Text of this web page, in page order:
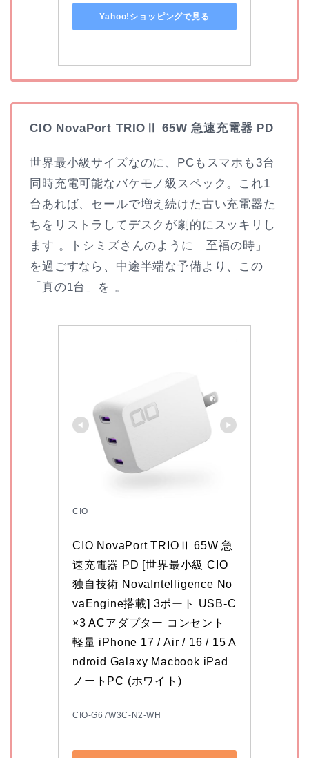
Yahoo!ショッピングで見る
CIO NovaPort TRIOⅡ 65W 急速充電器 PD
世界最小級サイズなのに、PCもスマホも3台
同時充電可能なバケモノ級スペック。これ1
台あれば、セールで増え続けた古い充電器た
ちをリストラしてデスクが劇的にスッキリし
ます 。トシミズさんのように「至福の時」
を過ごすなら、中途半端な予備より、この
「真の1台」を 。
CIO
CIO NovaPort TRIOⅡ 65W 急
速充電器 PD [世界最小級 CIO
独自技術 NovaIntelligence No
vaEngine搭載] 3ポート USB-C
×3 ACアダプター コンセント
軽量 iPhone 17 / Air / 16 / 15 A
ndroid Galaxy Macbook iPad
ノートPC (ホワイト)
CIO-G67W3C-N2-WH